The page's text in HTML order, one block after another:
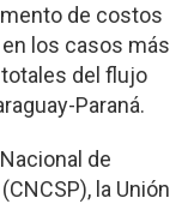
de costos
los casos más
del flujo
Paraná.
de
la Unión